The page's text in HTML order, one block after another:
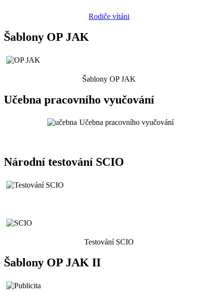
Rodiče vítáni
Šablony OP JAK
Šablony OP JAK
Učebna pracovního vyučování
Učebna pracovního vyučování
Národní testování SCIO
Testování SCIO
Šablony OP JAK II